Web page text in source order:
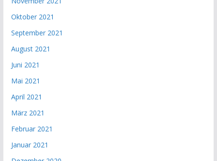
Oktober 2021
September 2021
August 2021
Juni 2021
Mai 2021
April 2021
März 2021
Februar 2021
Januar 2021